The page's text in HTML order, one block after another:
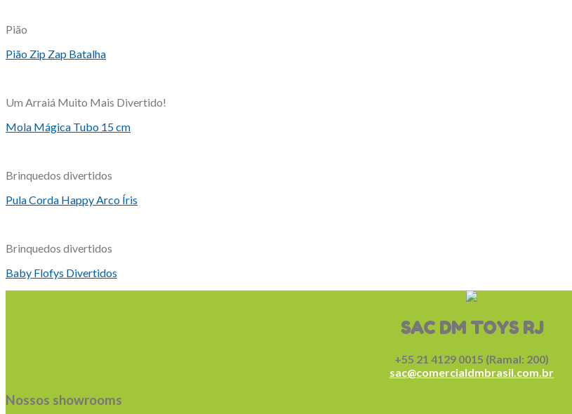
Pião
Pião Zip Zap Batalha
Um Arraiá Muito Mais Divertido!
Mola Mágica Tubo 15 cm
Brinquedos divertidos
Pula Corda Happy Arco Íris
Brinquedos divertidos
Baby Flofys Divertidos
SAC DM TOYS RJ
+55 21 4129 0015 (Ramal: 200)
sac@comercialdmbrasil.com.br
Nossos showrooms